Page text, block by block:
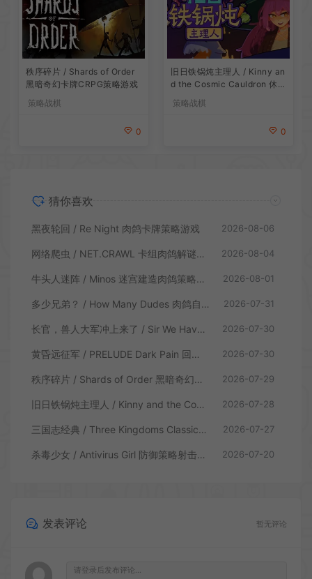
秩序碎片 / Shards of Order
黑暗奇幻卡牌CRPG策略游戏
策略战棋
0
旧日铁锅炖主理人 / Kinny an
d the Cosmic Cauldron 休闲
策略战棋
0
猜你喜欢
黑夜轮回 / Re Night 肉鸽卡牌策略游戏 2026-08-06
网络爬虫 / NET.CRAWL 卡组肉鸽解谜策略游戏 2026-08-04
牛头人迷阵 / Minos 迷宫建造肉鸽策略游戏 2026-08-01
多少兄弟？ / How Many Dudes 肉鸽自走棋游戏 2026-07-31
长官，兽人大军冲上来了 / Sir We Have an Orc Problem 增量塔防游戏 2026-07-30
黄昏远征军 / PRELUDE Dark Pain 回合制策略战棋游戏 2026-07-30
秩序碎片 / Shards of Order 黑暗奇幻卡牌CRPG策略游戏 2026-07-29
旧日铁锅炖主理人 / Kinny and the Cosmic Cauldron 休闲卡片肉鸽策略游戏 2026-07-28
三国志经典 / Three Kingdoms Classic 回合制大战略游戏 2026-07-27
杀毒少女 / Antivirus Girl 防御策略射击游戏 2026-07-20
发表评论 暂无评论